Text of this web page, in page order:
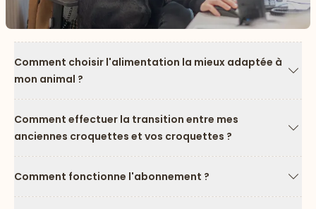
Comment choisir l'alimentation la mieux adaptée à
mon animal ?
Comment effectuer la transition entre mes
anciennes croquettes et vos croquettes ?
Comment fonctionne l'abonnement ?